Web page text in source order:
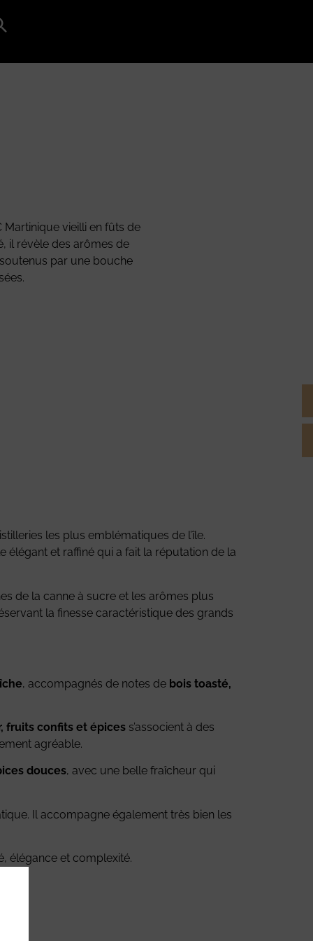
Martinique vieilli en fûts de
il révèle des arômes de
par une bouche
les plus emblématiques de l’île.
élégant et raffiné qui a fait la réputation de la
de la canne à sucre et les arômes plus
la finesse caractéristique des grands
, accompagnés de notes de bois toasté,
fruits confits et épices s’associent à des
agréable.
douces, avec une belle fraîcheur qui
Il accompagne également très bien les
élégance et complexité.